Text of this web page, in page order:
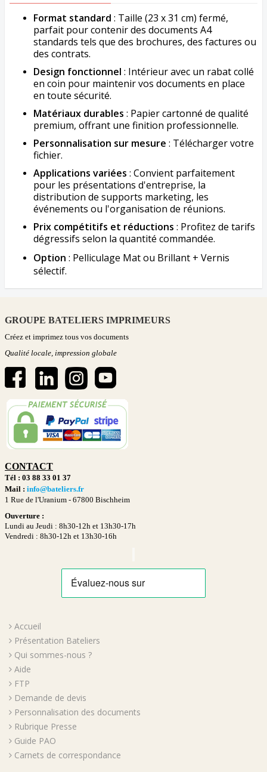
Format standard : Taille (23 x 31 cm) fermé,
parfait pour contenir des documents A4
standards tels que des brochures, des factures ou
des contrats.
Design fonctionnel : Intérieur avec un rabat collé
en coin pour maintenir vos documents en place
en toute sécurité.
Matériaux durables : Papier cartonné de qualité
premium, offrant une finition professionnelle.
Personnalisation sur mesure : Télécharger votre
fichier.
Applications variées : Convient parfaitement
pour les présentations d'entreprise, la
distribution de supports marketing, les
événements ou l'organisation de réunions.
Prix compétitifs et réductions : Profitez de tarifs
dégressifs selon la quantité commandée.
Option : Pelliculage Mat ou Brillant + Vernis
sélectif.
GROUPE BATELIERS IMPRIMEURS
Créez et imprimez tous vos documents
Qualité locale, impression globale
CONTACT
Tél : 03 88 33 01 37
Mail : info@bateliers.fr
1 Rue de l'Uranium - 67800 Bischheim
Ouverture :
Lundi au Jeudi : 8h30-12h et 13h30-17h
Vendredi : 8h30-12h et 13h30-16h
Accueil
Présentation Bateliers
Qui sommes-nous ?
Aide
FTP
Demande de devis
Personnalisation des documents
Rubrique Presse
Guide PAO
Carnets de correspondance